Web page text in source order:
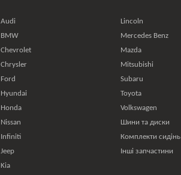
Audi
BMW
Chevrolet
Chrysler
Ford
Hyundai
Honda
Nissan
Infiniti
Jeep
Kia
Lincoln
Mercedes Benz
Mazda
Mitsubishi
Subaru
Toyota
Volkswagen
Шини та диски
Комплекти сидінь
Інші запчастини